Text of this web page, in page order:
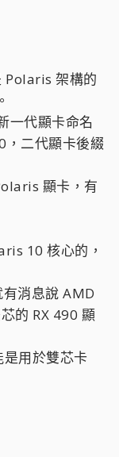
Polaris 架構的
一代顯卡命名
，二代顯卡後綴
顯卡，有
10 核心的，
消息說 AMD
的 RX 490 顯
用於雙芯卡